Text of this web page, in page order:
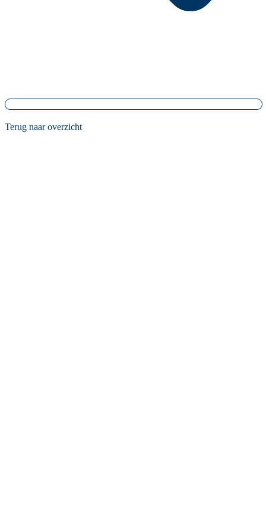
Terug naar overzicht